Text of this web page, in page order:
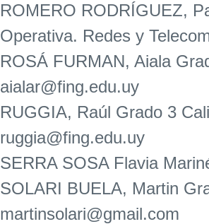
ROMERO RODRÍGUEZ,
Operativa. Redes y
ROSÁ FURMAN, Aiala
aialar@fing.edu.uy
RUGGIA, Raúl Grado 3
ruggia@fing.edu.uy
SERRA SOSA Flavia
SOLARI BUELA, Martin
martinsolari@gmail.com